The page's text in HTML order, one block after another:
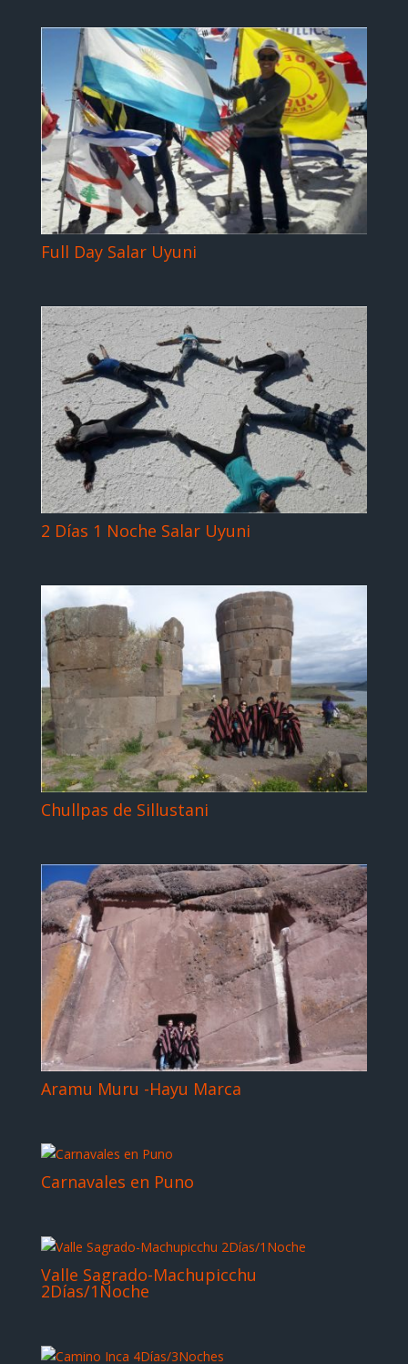
Full Day Salar Uyuni
2 Días 1 Noche Salar Uyuni
Chullpas de Sillustani
Aramu Muru -Hayu Marca
Carnavales en Puno
Valle Sagrado-Machupicchu
2Días/1Noche